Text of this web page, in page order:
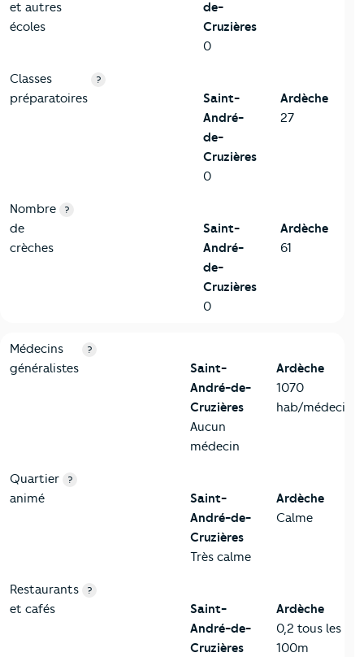
et autres
écoles
de-
Cruzières
0
Classes
préparatoires
?
Saint-
André-
de-
Cruzières
0
Ardèche
27
Nombre
de
crèches
?
Saint-
André-
de-
Cruzières
0
Ardèche
61
5-Commerces
Critères Saint-André-de-Cruzières
Médecins
généralistes
?
Saint-
André-de-
Cruzières
Aucun
médecin
Ardèche
1070
hab/médecin
Quartier
animé
?
Saint-
André-de-
Cruzières
Très calme
Ardèche
Calme
Restaurants
et cafés
?
Saint-
André-de-
Cruzières
Ardèche
0,2 tous les
100m